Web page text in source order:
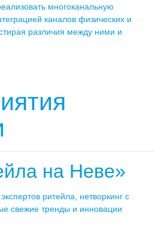
многоканальную
каналов физических и
различия между ними и
на Неве»
ритейла, нетворкинг с
свежие тренды и инновации